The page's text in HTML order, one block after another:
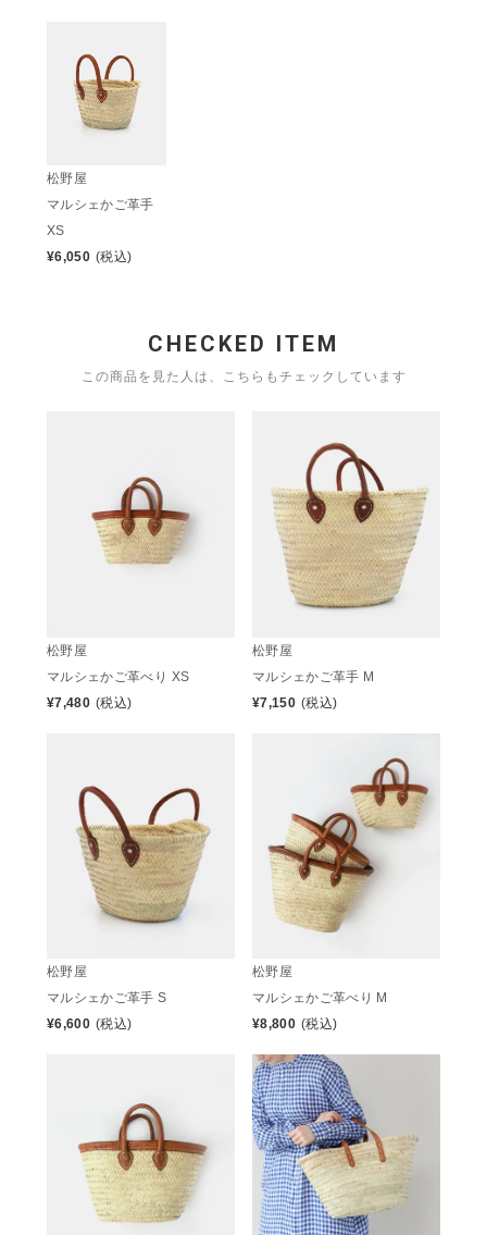
松野屋
マルシェかご革手
XS
¥6,050 (税込)
CHECKED ITEM
この商品を見た人は、こちらもチェックしています
松野屋
マルシェかご革べり XS
¥7,480 (税込)
松野屋
マルシェかご革手 M
¥7,150 (税込)
松野屋
マルシェかご革手 S
¥6,600 (税込)
松野屋
マルシェかご革べり M
¥8,800 (税込)